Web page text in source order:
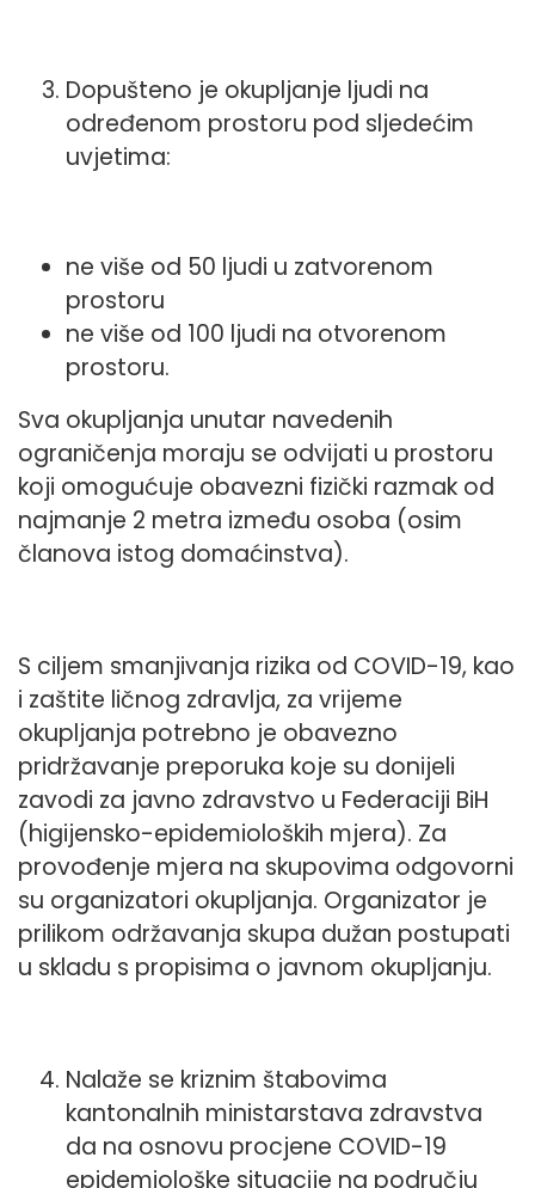
Dopušteno je okupljanje ljudi na
određenom prostoru pod sljedećim
uvjetima:
ne više od 50 ljudi u zatvorenom
prostoru
ne više od 100 ljudi na otvorenom
prostoru.
Sva okupljanja unutar navedenih
ograničenja moraju se odvijati u prostoru
koji omogućuje obavezni fizički razmak od
najmanje 2 metra između osoba (osim
članova istog domaćinstva).
S ciljem smanjivanja rizika od COVID-19, kao
i zaštite ličnog zdravlja, za vrijeme
okupljanja potrebno je obavezno
pridržavanje preporuka koje su donijeli
zavodi za javno zdravstvo u Federaciji BiH
(higijensko-epidemioloških mjera). Za
provođenje mjera na skupovima odgovorni
su organizatori okupljanja. Organizator je
prilikom održavanja skupa dužan postupati
u skladu s propisima o javnom okupljanju.
Nalaže se kriznim štabovima
kantonalnih ministarstava zdravstva
da na osnovu procjene COVID-19
epidemiološke situacije na području